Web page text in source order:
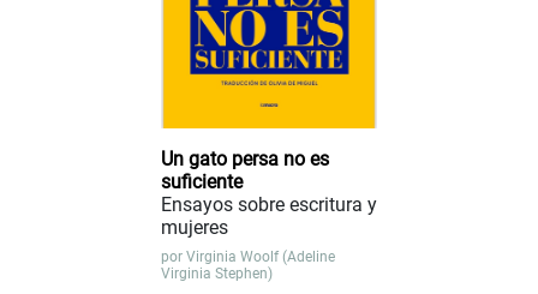
Un gato persa no es
suficiente
Ensayos sobre escritura y
mujeres
por Virginia Woolf (Adeline
Virginia Stephen)